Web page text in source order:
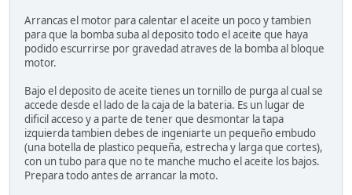
Arrancas el motor para calentar el aceite un poco y tambien
para que la bomba suba al deposito todo el aceite que haya
podido escurrirse por gravedad atraves de la bomba al bloque
motor.
Bajo el deposito de aceite tienes un tornillo de purga al cual se
accede desde el lado de la caja de la bateria. Es un lugar de
dificil acceso y a parte de tener que desmontar la tapa
izquierda tambien debes de ingeniarte un pequeño embudo
(una botella de plastico pequeña, estrecha y larga que cortes),
con un tubo para que no te manche mucho el aceite los bajos.
Prepara todo antes de arrancar la moto.